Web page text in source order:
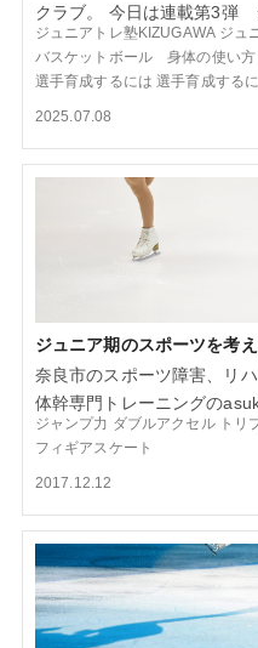
クラブ。 今日は連載第3弾
ジュニアトレ塾KIZUGAWA ジュ
バスケットボール 身体の使い方
選手育成するには 選手育成する
2025.07.08
ジュニア期のスポーツを考
奈良市のスポーツ障害、リ
体幹専門トレーニングの
ジャンプ力 ダブルアクセル トリ
フィギアスケート
2017.12.12